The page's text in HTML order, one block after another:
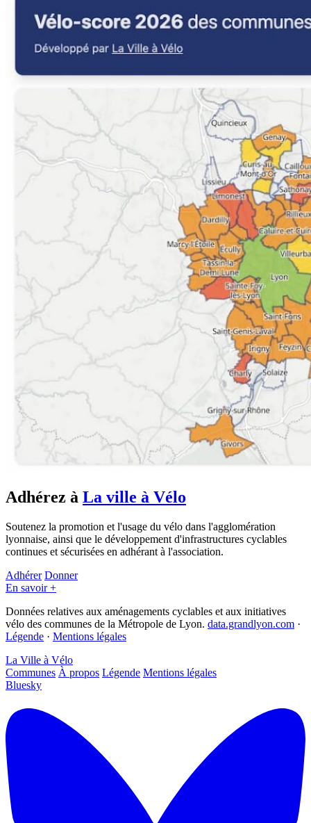
Adhérez à La ville à Vélo
Soutenez la promotion et l'usage du vélo dans l'agglomération
lyonnaise, ainsi que le développement d'infrastructures cyclables
continues et sécurisées en adhérant à l'association.
Adhérer Donner
En savoir +
Données relatives aux aménagements cyclables et aux initiatives
vélo des communes de la Métropole de Lyon. data.grandlyon.com ·
Légende · Mentions légales
La Ville à Vélo
Communes À propos Légende Mentions légales
Bluesky